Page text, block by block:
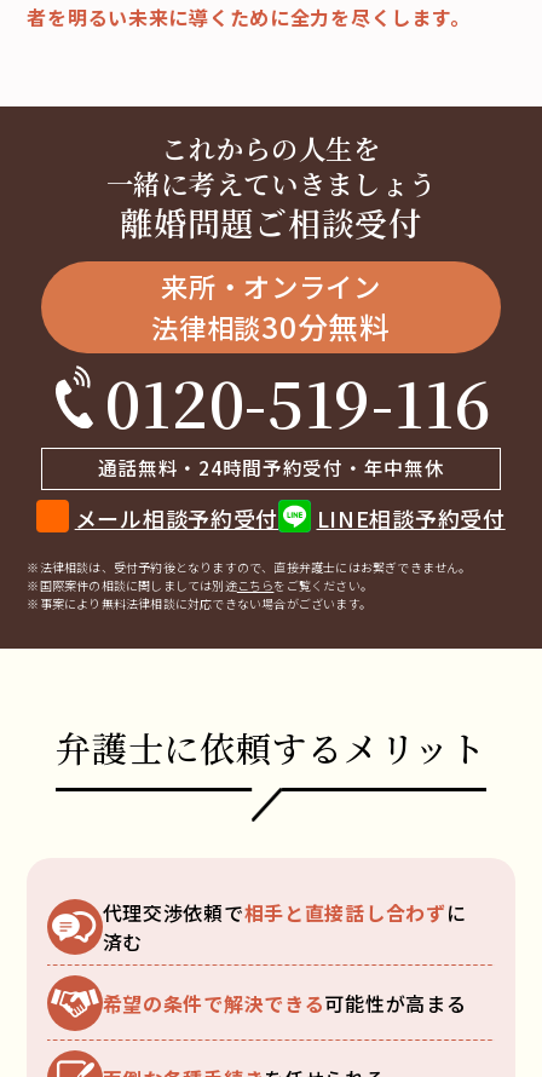
者を明るい未来に導くために全力を尽くします。
これからの人生を
一緒に考えていきましょう
離婚問題ご相談受付
来所・オンライン
法律相談30分無料
0120-519-116
通話無料・24時間予約受付・年中無休
メール相談予約受付 LINE相談予約受付
※法律相談は、受付予約後となりますので、 直接弁護士にはお繋ぎできません。
※国際案件の相談に関しましては別途こちらをご覧ください。
※事案により無料法律相談に対応できない場合がございます。
弁護士に依頼するメリット
代理交渉依頼で相手と直接話し合わずに
済む
希望の条件で解決できる可能性が高まる